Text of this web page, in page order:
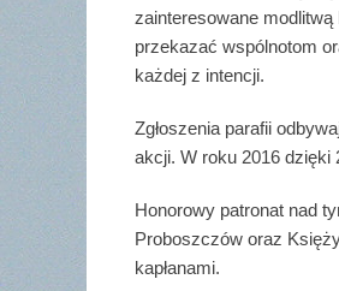
zainteresowane
przekazać wspólnotom
każdej z intencji.
Zgłoszenia parafii
akcji. W roku 2016 dzięki
Honorowy patronat nad
Proboszczów oraz
kapłanami.